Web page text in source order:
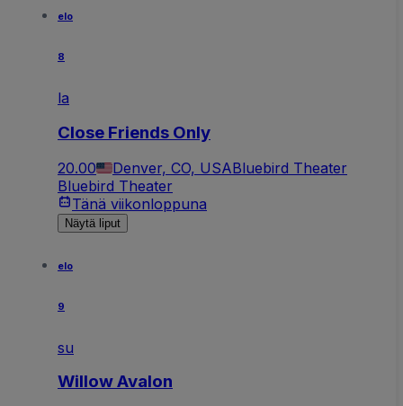
elo
8
la
Close Friends Only
20.00 Denver, CO, USABluebird Theater
Bluebird Theater
Tänä viikonloppuna
Näytä liput
elo
9
su
Willow Avalon